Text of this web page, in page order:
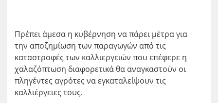
Πρέπει άμεσα η κυβέρνηση να πάρει μέτρα για
την αποζημίωση των παραγωγών από τις
καταστροφές των καλλιεργειών που επέφερε η
χαλαζόπτωση διαφορετικά θα αναγκαστούν οι
πληγέντες αγρότες να εγκαταλείψουν τις
καλλιέργειες τους.